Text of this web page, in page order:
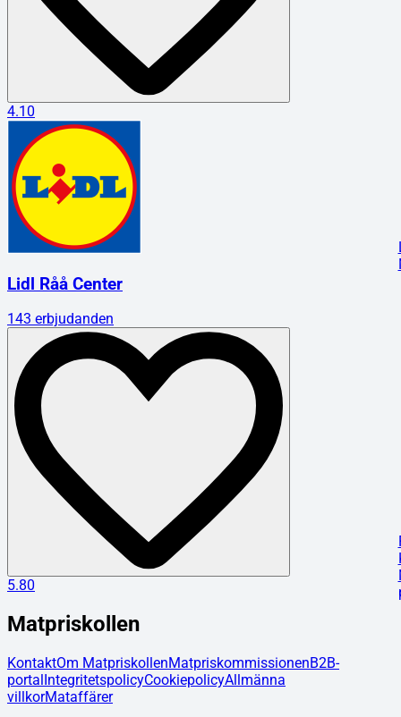
4.10
Lidl Råå Center
143 erbjudanden
5.80
Matpriskollen
KontaktOm MatpriskollenMatpriskommissionenB2B-
portalIntegritetspolicyCookiepolicyAllmänna
villkorMataffärer